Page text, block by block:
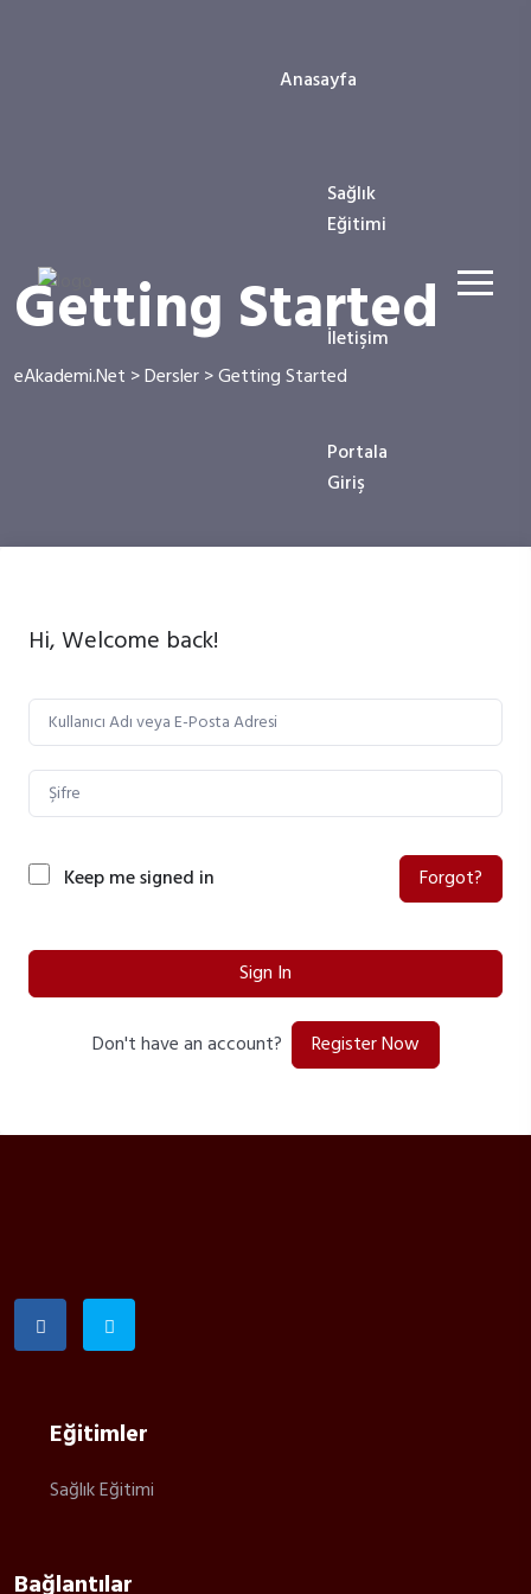
Anasayfa
Sağlık
Eğitimi
İletişim
Portala
Giriş
Getting Started
eAkademi.Net >Dersler>Getting Started
Hi, Welcome back!
Keep me signed in Forgot?
Sign In
Don't have an account? Register Now
Eğitimler
Sağlık Eğitimi
Bağlantılar